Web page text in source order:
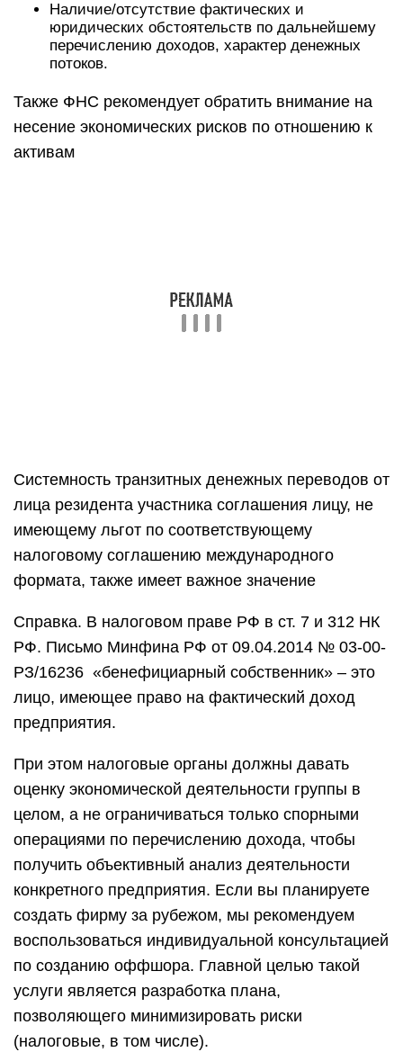
Наличие/отсутствие фактических и
юридических обстоятельств по дальнейшему
перечислению доходов, характер денежных
потоков.
Также ФНС рекомендует обратить внимание на
несение экономических рисков по отношению к
активам
Системность транзитных денежных переводов от
лица резидента участника соглашения лицу, не
имеющему льгот по соответствующему
налоговому соглашению международного
формата, также имеет важное значение
Справка. В налоговом праве РФ в ст. 7 и 312 НК
РФ. Письмо Минфина РФ от 09.04.2014 № 03-00-
РЗ/16236 «бенефициарный собственник» – это
лицо, имеющее право на фактический доход
предприятия.
При этом налоговые органы должны давать
оценку экономической деятельности группы в
целом, а не ограничиваться только спорными
операциями по перечислению дохода, чтобы
получить объективный анализ деятельности
конкретного предприятия. Если вы планируете
создать фирму за рубежом, мы рекомендуем
воспользоваться индивидуальной консультацией
по созданию оффшора. Главной целью такой
услуги является разработка плана,
позволяющего минимизировать риски
(налоговые, в том числе).